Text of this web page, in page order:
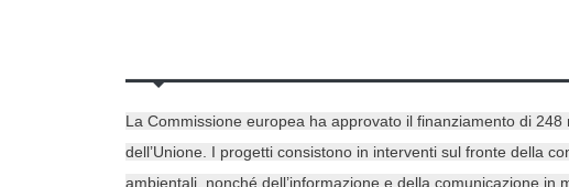
La Commissione europea ha approvato il finanziamento di
dell’Unione. I progetti consistono in interventi sul fronte della
ambientali, nonché dell’informazione e della comunicazione